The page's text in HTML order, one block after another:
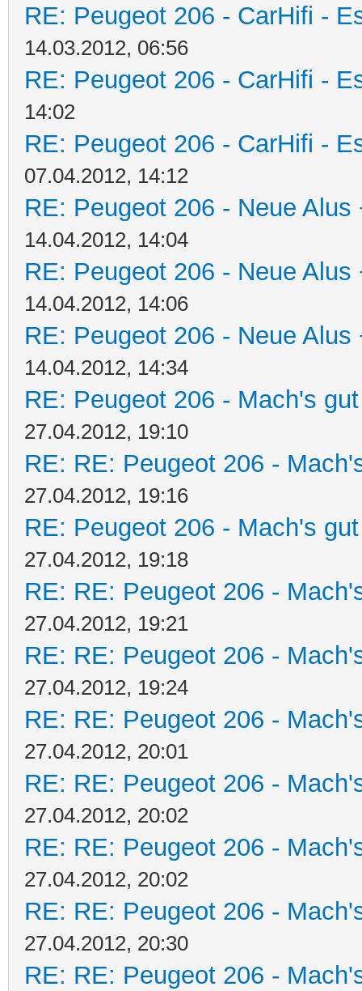
RE: Peugeot 206 - CarHifi -
14.03.2012, 06:56
RE: Peugeot 206 - CarHifi -
14:02
RE: Peugeot 206 - CarHifi -
07.04.2012, 14:12
RE: Peugeot 206 - Neue Alus
14.04.2012, 14:04
RE: Peugeot 206 - Neue Alus
14.04.2012, 14:06
RE: Peugeot 206 - Neue Alus
14.04.2012, 14:34
RE: Peugeot 206 - Mach's
27.04.2012, 19:10
RE: RE: Peugeot 206 -
27.04.2012, 19:16
RE: Peugeot 206 - Mach's
27.04.2012, 19:18
RE: RE: Peugeot 206 -
27.04.2012, 19:21
RE: RE: Peugeot 206 -
27.04.2012, 19:24
RE: RE: Peugeot 206 -
27.04.2012, 20:01
RE: RE: Peugeot 206 -
27.04.2012, 20:02
RE: RE: Peugeot 206 -
27.04.2012, 20:02
RE: RE: Peugeot 206 -
27.04.2012, 20:30
RE: RE: Peugeot 206 -